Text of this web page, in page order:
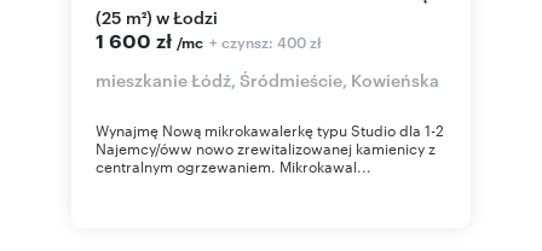
(25 m²) w Łodzi
1 600 zł /mc + czynsz: 400 zł
mieszkanie Łódź, Śródmieście, Kowieńska
Wynajmę Nową mikrokawalerkę typu Studio dla 1-2
Najemcy/óww nowo zrewitalizowanej kamienicy z
centralnym ogrzewaniem. Mikrokawal...